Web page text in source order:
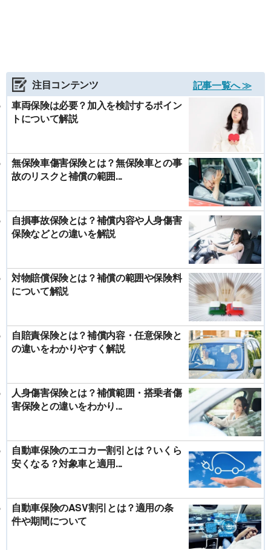
注目コンテンツ
記事一覧へ ≫
車両保険は必要？加入を検討するポイン
トについて解説
無保険車傷害保険とは？無保険車との事
故のリスクと補償の範囲...
自損事故保険とは？補償内容や人身傷害
保険などとの違いを解説
対物賠償保険とは？補償の範囲や保険料
について解説
自賠責保険とは？補償内容・任意保険と
の違いをわかりやすく解説
人身傷害保険とは？補償範囲・搭乗者傷
害保険との違いをわかり...
自動車保険のエコカー割引とは？いくら
安くなる？対象車と適用...
自動車保険のASV割引とは？適用の条
件や期間について